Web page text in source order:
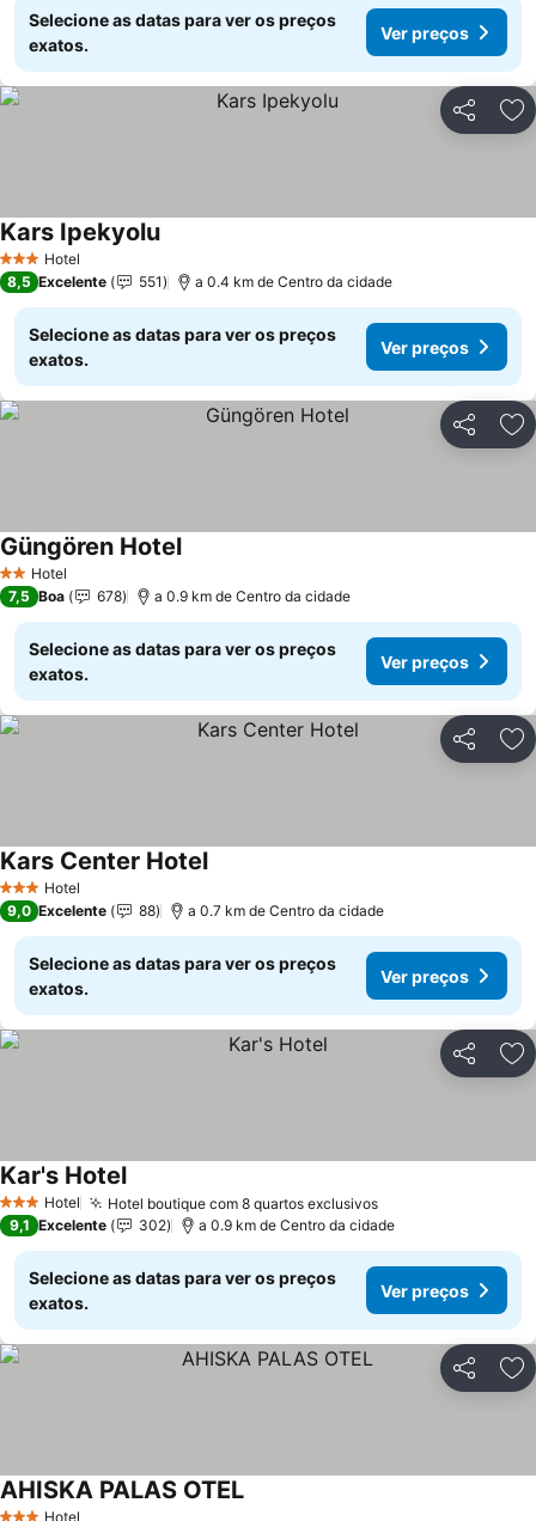
Selecione as datas para ver os preços
exatos.
Ver preços
Partilhar
3 EstrelasHotel
Kars Ipekyolu
8,5 Excelente 551 a 0.4 km de Centro da cidade
Selecione as datas para ver os preços
exatos.
Ver preços
Partilhar
2 Estrelas
Hotel
Güngören Hotel
7,5 Boa 678 a 0.9 km de Centro da cidade
Selecione as datas para ver os preços
exatos.
Ver preços
Partilhar
3 EstrelasHotel
Kars Center Hotel
9,0 Excelente 88 a 0.7 km de Centro da cidade
Selecione as datas para ver os preços
exatos.
Ver preços
Partilhar
3 EstrelasHotel Hotel boutique com 8 quartos exclusivos
Kar's Hotel
9,1 Excelente 302 a 0.9 km de Centro da cidade
Selecione as datas para ver os preços
exatos.
Ver preços
Partilhar
Hotel
AHISKA PALAS OTEL